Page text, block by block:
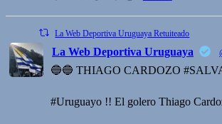
La Web Deportiva Uruguaya Retuiteado
La Web Deportiva Uruguaya
🔵🔵 THIAGO CARDOZO
#Uruguayo !! El golero Thiago